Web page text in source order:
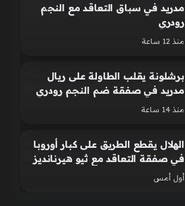
مدريد في سباق التعاقد مع النجم
رودري
منذ 12 ساعة
برشلونة يقلب الطاولة على ريال
مدريد في صفقة ضم النجم رودري
منذ 14 ساعة
الهلال يقطع الطريق على كبار أوروبا
في صفقة التعاقد مع ثيو هيرنانديز
أول أمس